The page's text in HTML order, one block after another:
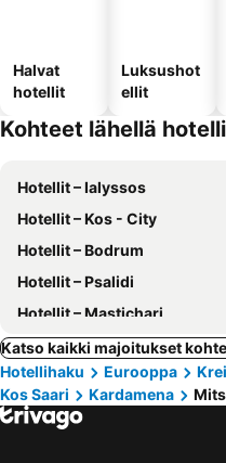
Halvat
hotellit
Luksushot
ellit
Kohteet lähellä
Hotellit – Ialyssos
Hotellit – Kos - City
Hotellit – Bodrum
Hotellit – Psalidi
Hotellit – Mastichari
Katso kaikki majoitukset
Hotellihaku
Eurooppa
Kos Saari
Kardamena